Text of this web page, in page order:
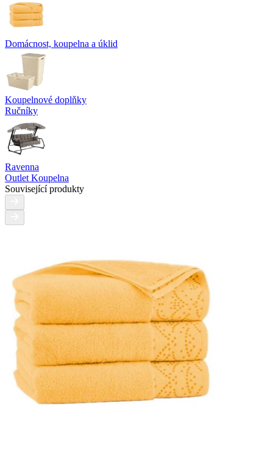
Domácnost, koupelna a úklid
Koupelnové doplňky
Ručníky
Ravenna
Outlet Koupelna
Související produkty